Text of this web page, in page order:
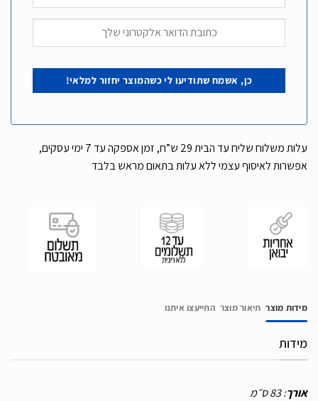
עלות משלוח שליח עד הבית 29 ש”ח, זמן אספקה עד 7 ימי עסקים,
אפשרות לאיסוף עצמי ללא עלות בתאום מראש בלבד
מידות מוצר תיאור מוצר התייעצו איתנו
מידות
אורך: 83
ס״מ